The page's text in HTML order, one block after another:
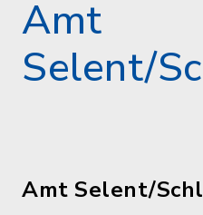
Amt
Selent/
Amt Selent/